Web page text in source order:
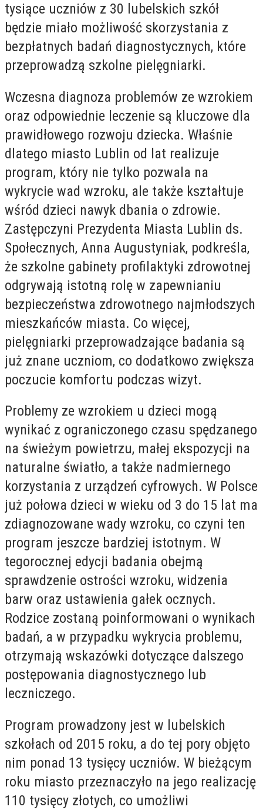
tysiące uczniów z 30 lubelskich szkół
będzie miało możliwość skorzystania z
bezpłatnych badań diagnostycznych, które
przeprowadzą szkolne pielęgniarki.
Wczesna diagnoza problemów ze wzrokiem
oraz odpowiednie leczenie są kluczowe dla
prawidłowego rozwoju dziecka. Właśnie
dlatego miasto Lublin od lat realizuje
program, który nie tylko pozwala na
wykrycie wad wzroku, ale także kształtuje
wśród dzieci nawyk dbania o zdrowie.
Zastępczyni Prezydenta Miasta Lublin ds.
Społecznych, Anna Augustyniak, podkreśla,
że szkolne gabinety profilaktyki zdrowotnej
odgrywają istotną rolę w zapewnianiu
bezpieczeństwa zdrowotnego najmłodszych
mieszkańców miasta. Co więcej,
pielęgniarki przeprowadzające badania są
już znane uczniom, co dodatkowo zwiększa
poczucie komfortu podczas wizyt.
Problemy ze wzrokiem u dzieci mogą
wynikać z ograniczonego czasu spędzanego
na świeżym powietrzu, małej ekspozycji na
naturalne światło, a także nadmiernego
korzystania z urządzeń cyfrowych. W Polsce
już połowa dzieci w wieku od 3 do 15 lat ma
zdiagnozowane wady wzroku, co czyni ten
program jeszcze bardziej istotnym. W
tegorocznej edycji badania obejmą
sprawdzenie ostrości wzroku, widzenia
barw oraz ustawienia gałek ocznych.
Rodzice zostaną poinformowani o wynikach
badań, a w przypadku wykrycia problemu,
otrzymają wskazówki dotyczące dalszego
postępowania diagnostycznego lub
leczniczego.
Program prowadzony jest w lubelskich
szkołach od 2015 roku, a do tej pory objęto
nim ponad 13 tysięcy uczniów. W bieżącym
roku miasto przeznaczyło na jego realizację
110 tysięcy złotych, co umożliwi